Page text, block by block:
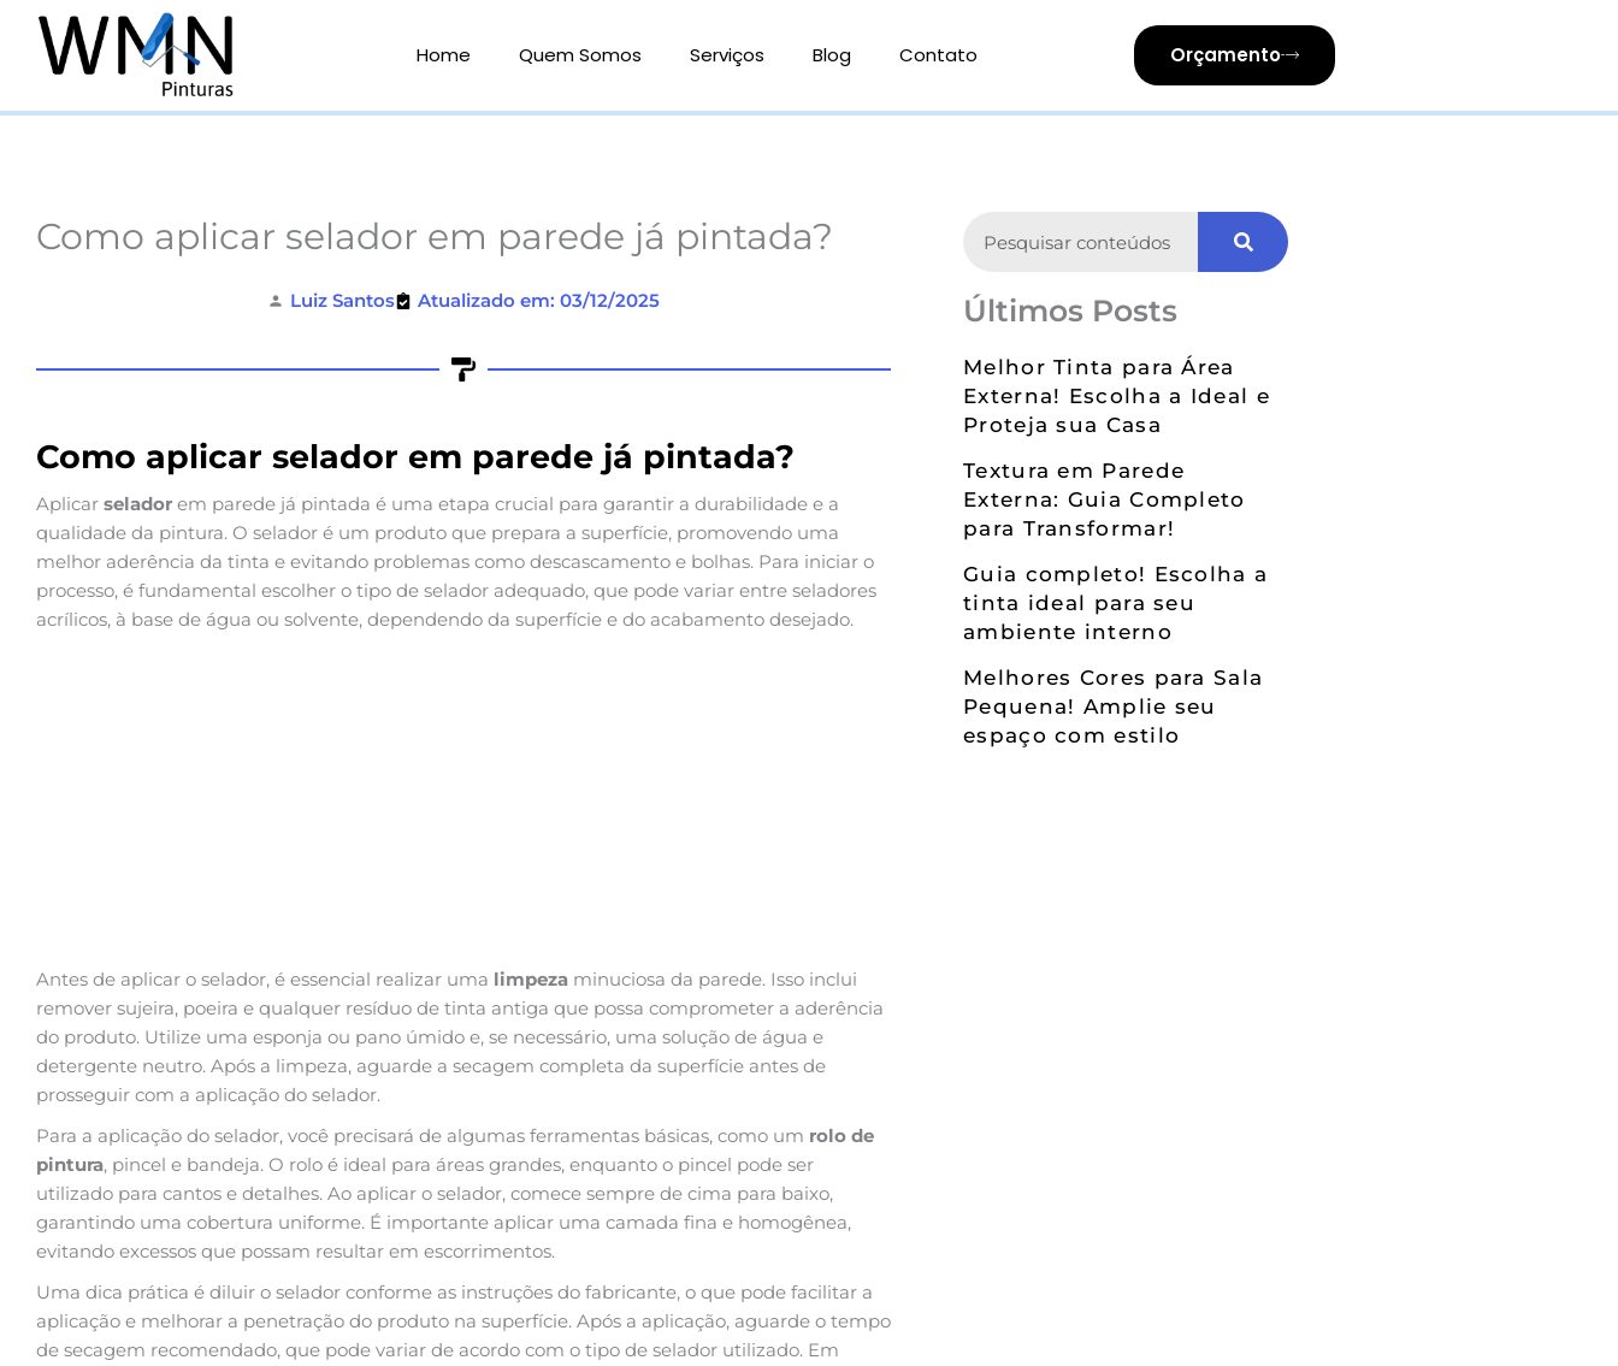
Home Quem Somos Serviços Blog Contato Orçamento
Como aplicar selador em parede já pintada?
Luiz Santos Atualizado em: 03/12/2025
Como aplicar selador em parede já pintada?
Aplicar selador em parede já pintada é uma etapa crucial para garantir a durabilidade e a
qualidade da pintura. O selador é um produto que prepara a superfície, promovendo uma
melhor aderência da tinta e evitando problemas como descascamento e bolhas. Para iniciar o
processo, é fundamental escolher o tipo de selador adequado, que pode variar entre seladores
acrílicos, à base de água ou solvente, dependendo da superfície e do acabamento desejado.
Antes de aplicar o selador, é essencial realizar uma limpeza minuciosa da parede. Isso inclui
remover sujeira, poeira e qualquer resíduo de tinta antiga que possa comprometer a aderência
do produto. Utilize uma esponja ou pano úmido e, se necessário, uma solução de água e
detergente neutro. Após a limpeza, aguarde a secagem completa da superfície antes de
prosseguir com a aplicação do selador.
Para a aplicação do selador, você precisará de algumas ferramentas básicas, como um rolo de
pintura, pincel e bandeja. O rolo é ideal para áreas grandes, enquanto o pincel pode ser
utilizado para cantos e detalhes. Ao aplicar o selador, comece sempre de cima para baixo,
garantindo uma cobertura uniforme. É importante aplicar uma camada fina e homogênea,
evitando excessos que possam resultar em escorrimentos.
Uma dica prática é diluir o selador conforme as instruções do fabricante, o que pode facilitar a
aplicação e melhorar a penetração do produto na superfície. Após a aplicação, aguarde o tempo
de secagem recomendado, que pode variar de acordo com o tipo de selador utilizado. Em
Últimos Posts
Melhor Tinta para Área
Externa! Escolha a Ideal e
Proteja sua Casa
Textura em Parede
Externa: Guia Completo
para Transformar!
Guia completo! Escolha a
tinta ideal para seu
ambiente interno
Melhores Cores para Sala
Pequena! Amplie seu
espaço com estilo